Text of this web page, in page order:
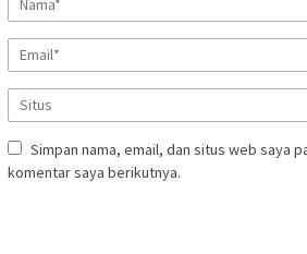
Simpan nama, email, dan situs web saya
komentar saya berikutnya.